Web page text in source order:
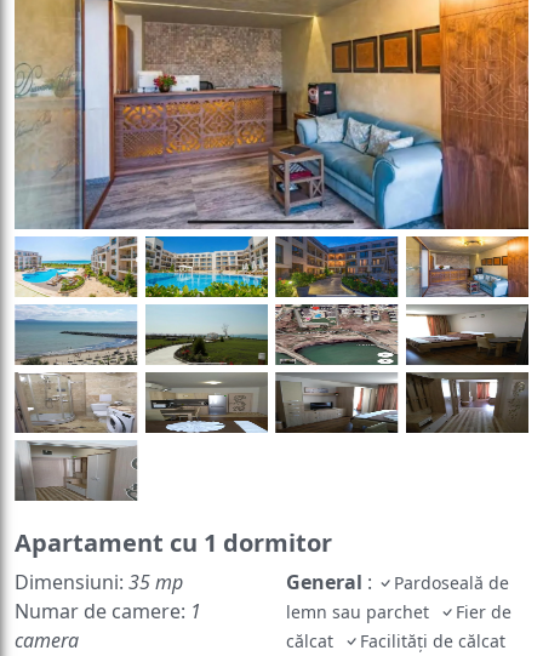
Apartament cu 1 dormitor
Dimensiuni: 35 mp
Numar de camere: 1
camera
General :
Pardoseală de
lemn sau parchet
Fier de
călcat
Facilităţi de călcat